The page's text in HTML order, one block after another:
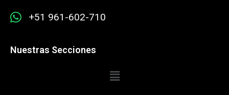
+51 961-602-710
Nuestras Secciones